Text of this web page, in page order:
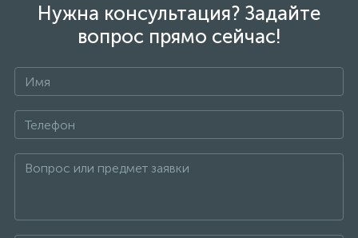
Нужна консультация? Задайте
вопрос прямо сейчас!
+7